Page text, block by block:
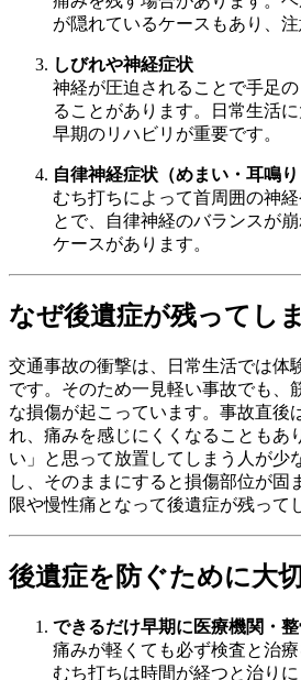
が隠れているケースもあり、注
しびれや神経症状
神経が圧迫されることで手足
ることがあります。日常生活
早期のリハビリが重要です。
自律神経症状（めまい・耳鳴り
むち打ちによって首周囲の神
とで、自律神経のバランスが
ケースがあります。
なぜ後遺症が残ってし
交通事故の衝撃は、日常生活では体
です。そのため一見軽い事故でも、
な損傷が起こっています。事故直後
れ、痛みを感じにくくなることもあ
い」と思って放置してしまう人が少
し、そのままにすると損傷部位が固
限や慢性痛となって後遺症が残って
後遺症を防ぐために大
できるだけ早期に医療機関・
痛みが軽くても必ず検査と治
むち打ちは時間が経つと治りに